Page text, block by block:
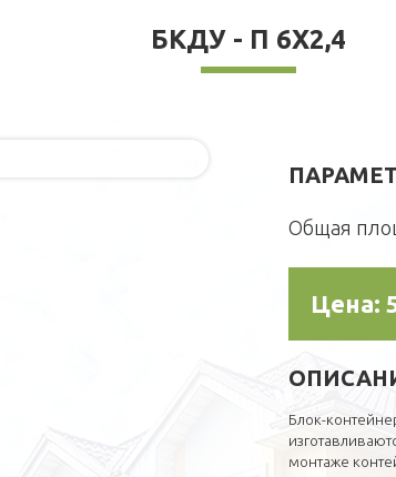
БКДУ - П 6Х2,4
Общая
Цена:
Блок-
монтаже